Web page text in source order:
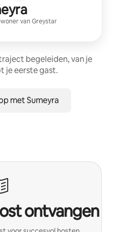
van Greystar
begeleiden, van je
je eerste gast.
met Sumeyra
ontvangen